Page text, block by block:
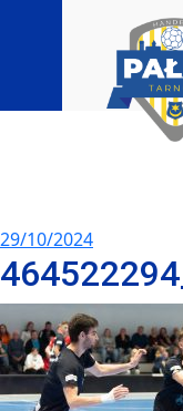
29/10/2024